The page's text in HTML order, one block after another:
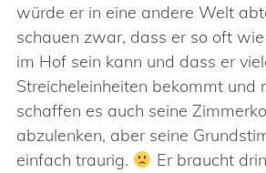
würde er in eine andere Welt
schauen zwar, dass er so oft
im Hof sein kann und dass er
Streicheleinheiten bekommt und
schaffen es auch seine
abzulenken, aber seine
einfach traurig.
Er braucht